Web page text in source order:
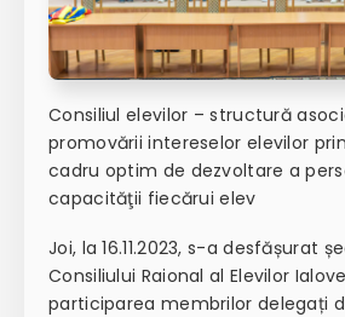
Consiliul elevilor – structură
promovării intereselor elevilor
cadru optim de dezvoltare a
capacităţii fiecărui elev
Joi, la 16.11.2023, s-a desfășurat
Consiliului Raional al Elevilor
participarea membrilor delegați